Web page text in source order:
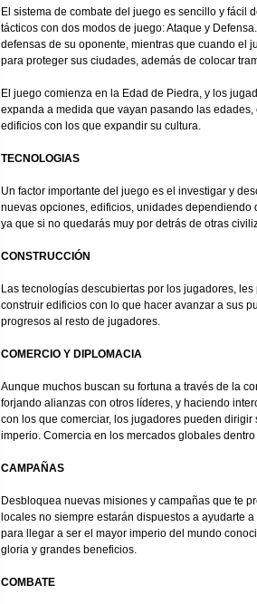
El sistema de combate del juego es sencillo y fácil
tácticos con dos modos de juego: Ataque y
defensas de su oponente, mientras que cuando el
para proteger sus ciudades, además de colocar
El juego comienza en la Edad de Piedra, y los
expanda a medida que vayan pasando las
edificios con los que expandir su cultura.
TECNOLOGIAS
Un factor importante del juego es el investigar y
nuevas opciones, edificios, unidades dependiendo
ya que si no quedarás muy por detrás de otras
CONSTRUCCIÓN
Las tecnologías descubiertas por los jugadores,
construir edificios con lo que hacer avanzar a sus
progresos al resto de jugadores.
COMERCIO Y DIPLOMACIA
Aunque muchos buscan su fortuna a través de la
forjando alianzas con otros líderes, y haciendo
con los que comerciar, los jugadores pueden
imperio. Comercia en los mercados globales
CAMPAÑAS
Desbloquea nuevas misiones y campañas que te
locales no siempre estarán dispuestos a ayudarte
para llegar a ser el mayor imperio del mundo
gloria y grandes beneficios.
COMBATE